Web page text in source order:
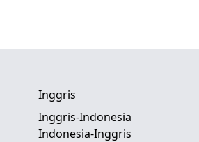
Inggris
Inggris-Indonesia
Indonesia-Inggris